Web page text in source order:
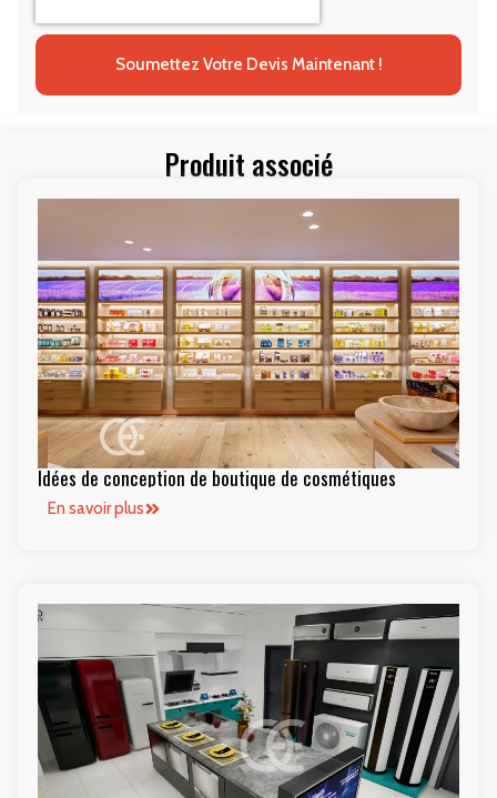
Soumettez Votre Devis Maintenant !
Produit associé
Idées de conception de boutique de cosmétiques
En savoir plus